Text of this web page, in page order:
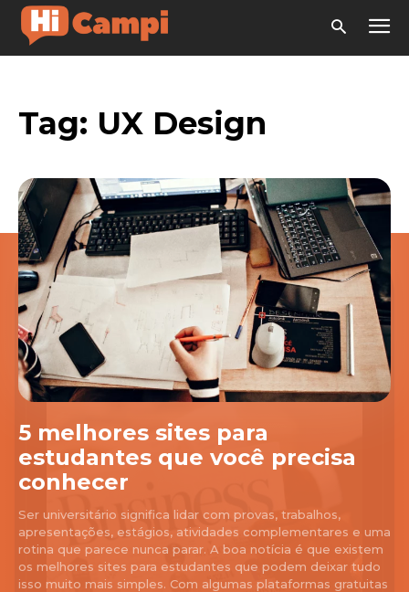
Tag: UX Design
5 melhores sites para
estudantes que você precisa
conhecer
Ser universitário significa lidar com provas, trabalhos,
apresentações, estágios, atividades complementares e uma
rotina que parece nunca parar. A boa notícia é que existem
os melhores sites para estudantes que podem deixar tudo
isso muito mais simples. Com algumas plataformas gratuitas